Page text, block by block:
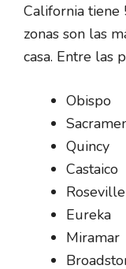
California tiene
zonas son las
casa. Entre las
Obispo
Quincy
Castaico
Roseville
Eureka
Miramar